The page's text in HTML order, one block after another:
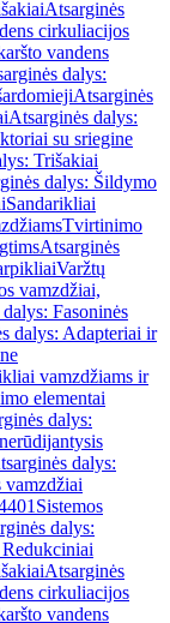
Atsarginės
cirkuliacijos
vandens
dalys:
Atsarginės
Atsarginės dalys:
su sriegine
Trišakiai
dalys: Šildymo
Sandarikliai
Tvirtinimo
Atsarginės
Varžtų
vamzdžiai,
Fasoninės
dalys: Adapteriai ir
vamzdžiams ir
elementai
dalys:
dalys:
vamzdžiai
Sistemos
dalys:
Atsarginės
cirkuliacijos
vandens